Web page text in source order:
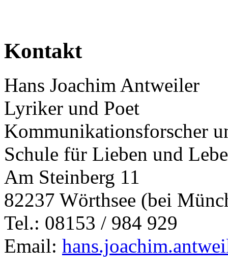
Kontakt
Hans Joachim Antweiler
Lyriker und Poet
Kommunikationsforscher
Schule für Lieben und
Am Steinberg 11
82237 Wörthsee (bei
Tel.: 08153 / 984 929
Email: